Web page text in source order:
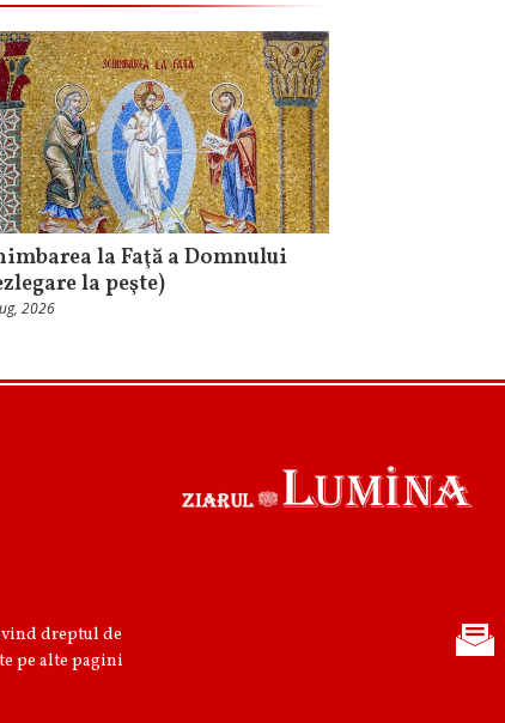
la Faţă a Domnului
la peşte)
2026
dreptul de
pe alte pagini